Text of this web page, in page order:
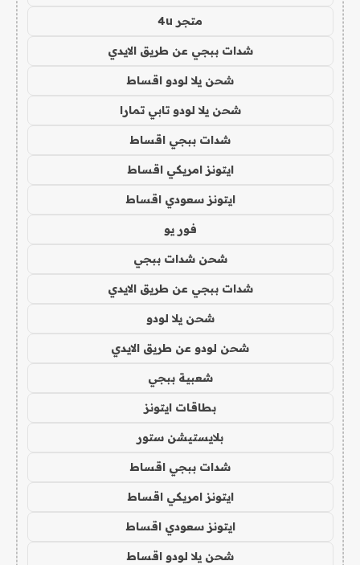
متجر 4u
شدات ببجي عن طريق الايدي
شحن يلا لودو اقساط
شحن يلا لودو تابي تمارا
شدات ببجي اقساط
ايتونز امريكي اقساط
ايتونز سعودي اقساط
فور يو
شحن شدات ببجي
شدات ببجي عن طريق الايدي
شحن يلا لودو
شحن لودو عن طريق الايدي
شعبية ببجي
بطاقات ايتونز
بلايستيشن ستور
شدات ببجي اقساط
ايتونز امريكي اقساط
ايتونز سعودي اقساط
شحن يلا لودو اقساط